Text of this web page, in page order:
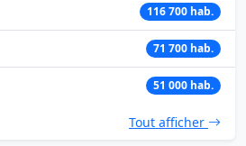
116 700 hab.
71 700 hab.
51 000 hab.
Tout afficher